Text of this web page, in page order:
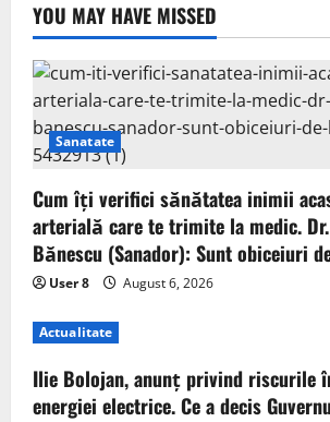
YOU MAY HAVE MISSED
Sanatate
Cum îți verifici sănătatea inimii
arterială care te trimite la medic.
Bănescu (Sanador): Sunt obiceiuri
User 8 August 6, 2026
Actualitate
Ilie Bolojan, anunț privind riscurile
energiei electrice. Ce a decis